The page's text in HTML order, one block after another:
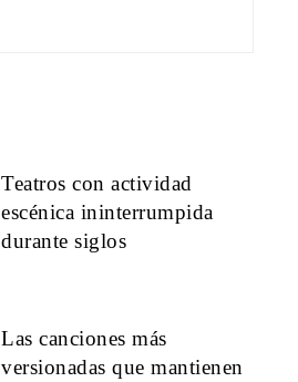
Teatros con actividad
escénica ininterrumpida
durante siglos
Las canciones más
versionadas que mantienen